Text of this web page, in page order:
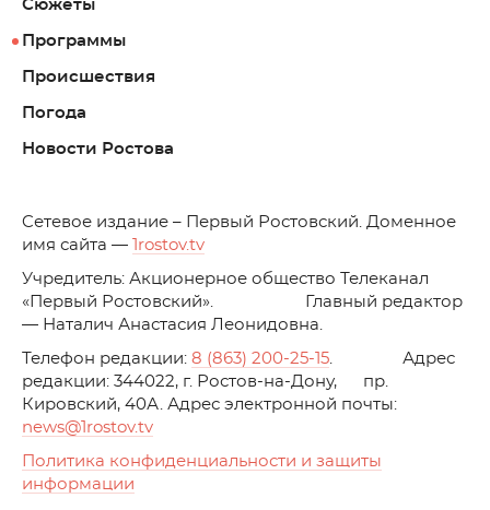
Сюжеты
Программы
Происшествия
Погода
Новости Ростова
Cетевое издание – Первый Ростовский. Доменное
имя сайта —
1rostov.tv
Учредитель: Акционерное общество Телеканал
«Первый Ростовский». Главный редактор
— Наталич Анастасия Леонидовна.
Телефон редакции: 8 (863) 200-25-15. Адрес
редакции: 344022, г. Ростов-на-Дону, пр.
Кировский, 40А. Адрес электронной почты:
news@1rostov.tv
Политика конфиденциальности и защиты
информации